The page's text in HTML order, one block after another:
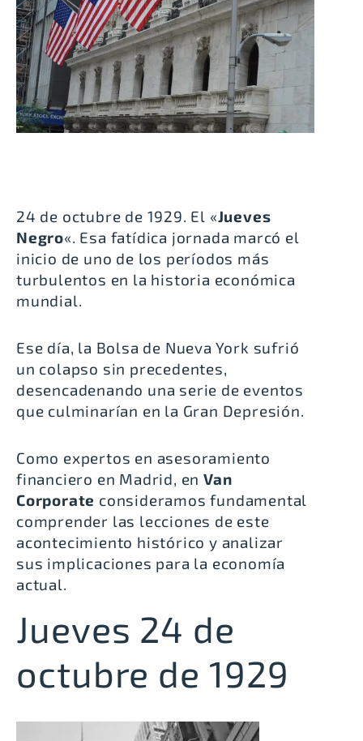
24 de octubre de 1929. El «Jueves
Negro«. Esa fatídica jornada marcó el
inicio de uno de los períodos más
turbulentos en la historia económica
mundial.
Ese día, la Bolsa de Nueva York sufrió
un colapso sin precedentes,
desencadenando una serie de eventos
que culminarían en la Gran Depresión.
Como expertos en asesoramiento
financiero en Madrid, enVan
Corporate consideramos fundamental
comprender las lecciones de este
acontecimiento histórico y analizar
sus implicaciones para la economía
actual.
Jueves 24 de
octubre de 1929